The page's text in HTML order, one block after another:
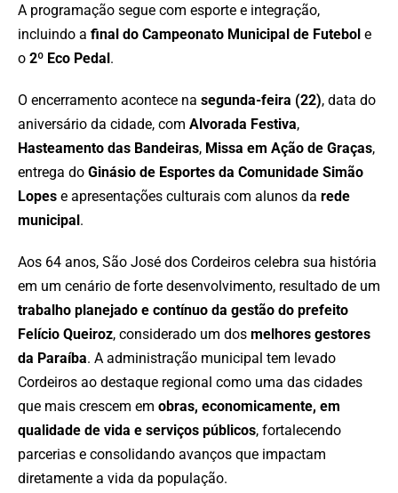
A programação segue com esporte e integração,
incluindo a final do Campeonato Municipal de Futebol e
o 2º Eco Pedal.
O encerramento acontece na segunda-feira (22), data do
aniversário da cidade, com Alvorada Festiva,
Hasteamento das Bandeiras, Missa em Ação de Graças,
entrega do Ginásio de Esportes da Comunidade Simão
Lopes e apresentações culturais com alunos da rede
municipal.
Aos 64 anos, São José dos Cordeiros celebra sua história
em um cenário de forte desenvolvimento, resultado de um
trabalho planejado e contínuo da gestão do prefeito
Felício Queiroz, considerado um dos melhores gestores
da Paraíba. A administração municipal tem levado
Cordeiros ao destaque regional como uma das cidades
que mais crescem em obras, economicamente, em
qualidade de vida e serviços públicos, fortalecendo
parcerias e consolidando avanços que impactam
diretamente a vida da população.